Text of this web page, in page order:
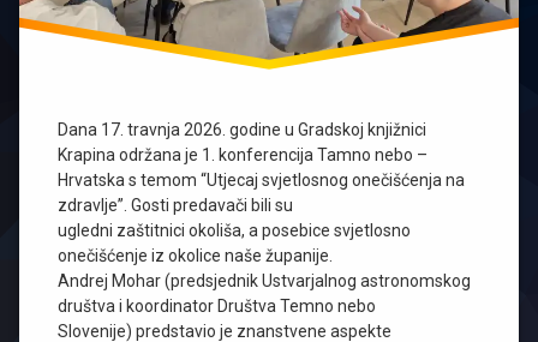
Dana 17. travnja 2026. godine u Gradskoj knjižnici
Krapina održana je 1. konferencija Tamno nebo –
Hrvatska s temom “Utjecaj svjetlosnog onečišćenja na
zdravlje”. Gosti predavači bili su
ugledni zaštitnici okoliša, a posebice svjetlosno
onečišćenje iz okolice naše županije.
Andrej Mohar (predsjednik Ustvarjalnog astronomskog
društva i koordinator Društva Temno nebo
Slovenije) predstavio je znanstvene aspekte